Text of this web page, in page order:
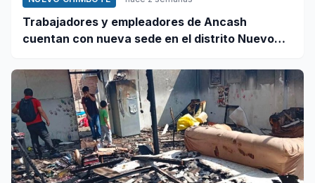
Trabajadores y empleadores de Ancash
cuentan con nueva sede en el distrito Nuevo